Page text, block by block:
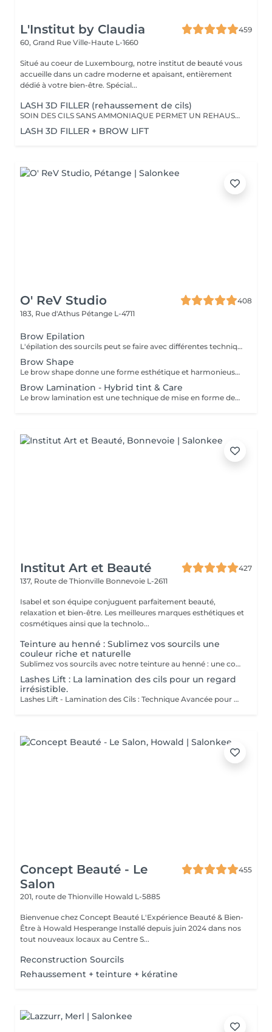
L'Institut by Claudia
459
60, Grand Rue Ville-Haute L-1660
Situé au coeur de Luxembourg, notre institut de beauté vous
accueille dans un cadre moderne et apaisant, entièrement
dédié à votre bien-être. Spécial...
LASH 3D FILLER (rehaussement de cils)
SOIN DES CILS SANS AMMONIAQUE PERMET UN REHAUSSEMENT DES CILS, ETOFFEMENT DU POIL, PENETRATION DE KERATINE EN PROFONDEUR, REPARATION DES CILS ENDOMMAGES, IDEAL POUR LES YEUX SENSIBLES, CILS FINS, CASSANTS + TEINTURE
LASH 3D FILLER + BROW LIFT
O' ReV Studio
408
183, Rue d'Athus Pétange L-4711
Brow Epilation
L'épilation des sourcils peut se faire avec différentes techniques : la cire, le fil et la pince.
Brow Shape
Le brow shape donne une forme esthétique et harmonieuse aux sourcils pour encadrer le visage et sublimer les traits. Les techniques utilisées pour cela incluent l'épilation au fil, à la cire et à la pince.
Brow Lamination - Hybrid tint & Care
Le brow lamination est une technique de mise en forme des sourcils qui lisse et redresse les poils, créant un effet fourni et structuré. Résultat : des sourcils épais et parfaitement stylés qui tiennent jusqu'à six semaines. Cette prestation inclut la teinture hybride des sourcils qui va durer de 7-14 jours sur la peau et jusqu'à 6-8 semaines sur les poils. L'épilation et le soin sont également inclus.
Institut Art et Beauté
427
137, Route de Thionville Bonnevoie L-2611
Isabel et son équipe conjuguent parfaitement beauté,
relaxation et bien-être. Les meilleures marques esthétiques et
cosmétiques ainsi que la technolo...
Teinture au henné : Sublimez vos sourcils une
couleur riche et naturelle
Sublimez vos sourcils avec notre teinture au henné : une couleur riche et naturelle pour un regard parfaitement défini et durable. La teinture au henné offre une couleur intense et naturelle qui sublime vos sourcils avec des nuances profondes et élégantes. La formule est conçue pour définir vos sourcils avec précision, créant une forme parfaitement structurée et harmonieuse. Profitez d'une couleur durable qui reste éclatante et résistante, offrant un regard impeccable pendant longtemps. La teinture est appliquée avec soin par nos esthéticiennes, Patricia Fatima Francesca Mirza Garantissant un résultat uniforme et naturel Offrez-vous le luxe de sourcils parfaitement définis et mettez en valeur votre regard comme jamais auparavant.
Lashes Lift : La lamination des cils pour un regard
irrésistible.
Lashes Lift - Lamination des Cils : Technique Avancée pour un Regard Sublimé Découvrez la technique révolutionnaire du Lashes Lift, aussi connu sous le nom de lamination des cils, pour un regard magnifié et parfaitement défini. Technique: Le Lashes Lift est une méthode sophistiquée qui lisse, recourbe et fixe vos cils pour un effet naturellement volumineux et allongé. Profitez d'une courbure élégante qui dure plusieurs semaines sans besoin de mascara ou de recourbe-cils. Regard Sublimé : La lamination des cils ouvre et intensifie votre regard en offrant une définition parfaite. Vos cils sont liftés et fixés en place, créant un effet de cils plus longs et plus fournis qui met en valeur vos yeux de manière spectaculaire. Durabilité Exceptionnelle : Cette technique offre des résultats durables, avec des cils qui restent courbés et volumineux, tout en étant résistants à l'humidité et aux autres facteurs environnementaux. Le Lashes Lift est réalisé avec soin par nos esthéticiennes expertes: Liseta Fatima Francesca garantissant un résultat uniforme et naturel. Offrez-vous le luxe d'un regard parfaitement défini et laissez vos cils s'exprimer.
Concept Beauté - Le
Salon
455
201, route de Thionville Howald L-5885
Bienvenue chez Concept Beauté L'Expérience Beauté & Bien-
Être à Howald Hesperange Installé depuis juin 2024 dans nos
tout nouveaux locaux au Centre S...
Reconstruction Sourcils
Rehaussement + teinture + kératine